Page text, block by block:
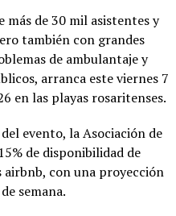
más de 30 mil asistentes y
también con grandes
de ambulantaje y
arranca este viernes 7
en las playas rosaritenses.
evento, la Asociación de
de disponibilidad de
airbnb, con una proyección
semana.